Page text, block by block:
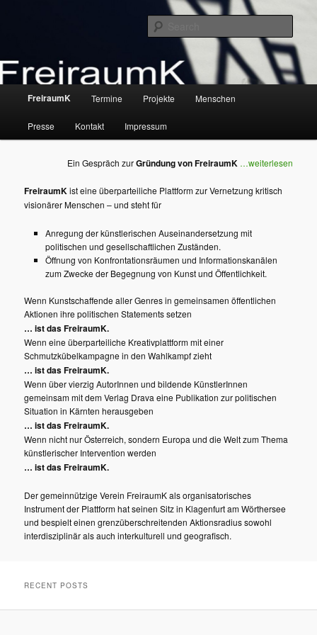
FreiraumK
Plattform zur Vernetzung kritisch visionärer Menschen
FreiraumK Termine Projekte Menschen
Presse Kontakt Impressum
Ein Gespräch zurGründung von FreiraumK …weiterlesen
FreiraumKist eine überparteiliche Plattform zur Vernetzung kritisch
visionärer Menschen – und steht für
Anregung der künstlerischen Auseinandersetzung mit
politischen und gesellschaftlichen Zuständen.
Öffnung von Konfrontationsräumen und Informationskanälen
zum Zwecke der Begegnung von Kunst und Öffentlichkeit.
Wenn Kunstschaffende aller Genres in gemeinsamen öffentlichen
Aktionen ihre politischen Statements setzen
… ist das FreiraumK.
Wenn eine überparteiliche Kreativplattform mit einer
Schmutzkübelkampagne in den Wahlkampf zieht
… ist das FreiraumK.
Wenn über vierzig AutorInnen und bildende KünstlerInnen
gemeinsam mit dem Verlag Drava eine Publikation zur politischen
Situation in Kärnten herausgeben
… ist das FreiraumK.
Wenn nicht nur Österreich, sondern Europa und die Welt zum Thema
künstlerischer Intervention werden
… ist das FreiraumK.
Der gemeinnützige Verein FreiraumK als organisatorisches
Instrument der Plattform hat seinen Sitz in Klagenfurt am Wörthersee
und bespielt einen grenzüberschreitenden Aktionsradius sowohl
interdisziplinär als auch interkulturell und geografisch.
RECENT POSTS